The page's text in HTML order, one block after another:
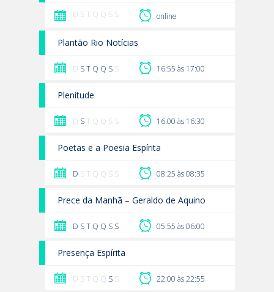
D S T Q Q S S online
Plantão Rio Notícias
D ST Q Q S S 16:55 às 17:00
Plenitude
D S T Q Q S S 16:00 às 16:30
Poetas e a Poesia Espírita
D S T Q Q S S 08:25 às 08:35
Prece da Manhã – Geraldo de Aquino
D ST Q Q S S 05:55 às 06:00
Presença Espírita
D S T Q Q S S 22:00 às 22:55